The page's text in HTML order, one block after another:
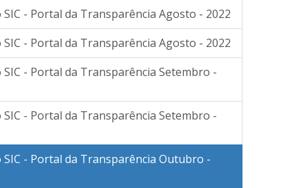
- Portal da Transparência Agosto - 2022
- Portal da Transparência Agosto - 2022
- Portal da Transparência Setembro -
- Portal da Transparência Setembro -
- Portal da Transparência Outubro -